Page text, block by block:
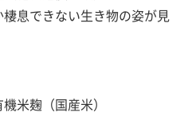
息できない生き物の姿が見
米麹（国産米）